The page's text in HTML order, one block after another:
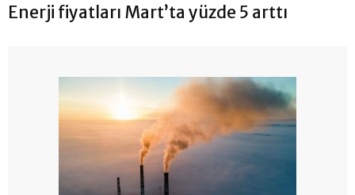
Enerji fiyatları Mart’ta yüzde 5 arttı